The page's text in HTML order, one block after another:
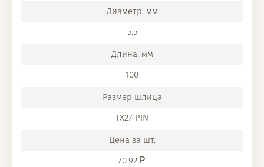
5.5
100
TX27 PIN
70.92